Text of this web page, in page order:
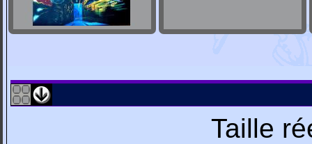
Taille